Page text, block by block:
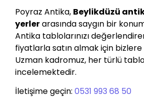
Poyraz Antika, Beylikdüzü
yerlerarasında saygın bir
Antika tablolarınızı
fiyatlarla satın almak için bizlere
Uzman kadromuz, her türlü
incelemektedir.
İletişime geçin: 0531 993 68 50